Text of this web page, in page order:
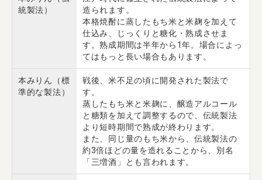
統製法）
造られます。
本格焼酎に蒸したもち米と米麹を加えて
仕込み、じっくりと糖化・熟成させま
す。熟成期間は半年から1年。場合によっ
てはもっと長い場合もあります。
本みりん（標
準的な製法）
戦後、米不足の頃に開発された製法で
す。
蒸したもち米と米麹に、醸造アルコール
と糖類を加えて調整するので、伝統製法
より短時期間で熟成が終わります。
また、同じ量のもち米から、伝統製法の
約3倍ほどの量を造れることから、別名
「三増酒」とも言われます。